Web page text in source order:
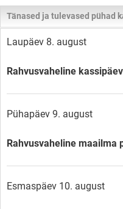
Tänased ja tulevased pühad
Laupäev 8. august
Rahvusvaheline kassipäev
Pühapäev 9. august
Rahvusvaheline maailma
Esmaspäev 10. august